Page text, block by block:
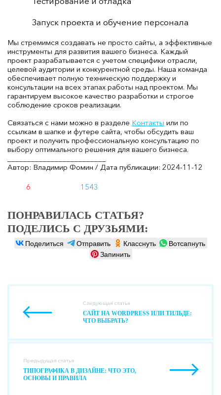
Запуск проекта и обучение персонала
Мы стремимся создавать не просто сайты, а эффективные
инструменты для развития вашего бизнеса. Каждый
проект разрабатывается с учетом специфики отрасли,
целевой аудитории и конкурентной среды. Наша команда
обеспечивает полную техническую поддержку и
консультации на всех этапах работы над проектом. Мы
гарантируем высокое качество разработки и строгое
соблюдение сроков реализации.
Связаться с нами можно в разделе Контакты или по
ссылкам в шапке и футере сайта, чтобы обсудить ваш
проект и получить профессиональную консультацию по
выбору оптимального решения для вашего бизнеса.
Автор: Владимир Фомин / Дата публикации: 2024-11-12
6 1543
ПОНРАВИЛАСЬ СТАТЬЯ?
ПОДЕЛИСЬ С ДРУЗЬЯМИ:
Поделиться Отправить Класснуть
Вотсапнуть
Запинить
Следующая статья
САЙТ НА WORDPRESS ИЛИ ТИЛЬДЕ:
ЧТО ВЫБРАТЬ?
Предыдущая статья
ТИПОГРАФИКА В ДИЗАЙНЕ: ЧТО ЭТО,
ОСНОВЫ И ПРАВИЛА